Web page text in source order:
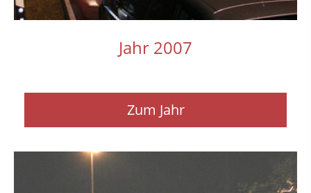
Jahr 2007
Zum Jahr